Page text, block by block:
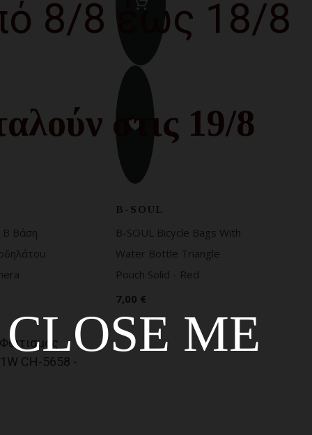
Βάση
B-SOUL
B-SOUL Bicycle Bags With
Water Bottle Triangle
Pouch Solid - Red
7,00 €
στις 19/8
8/8 έως 18/8
CLOSE ME